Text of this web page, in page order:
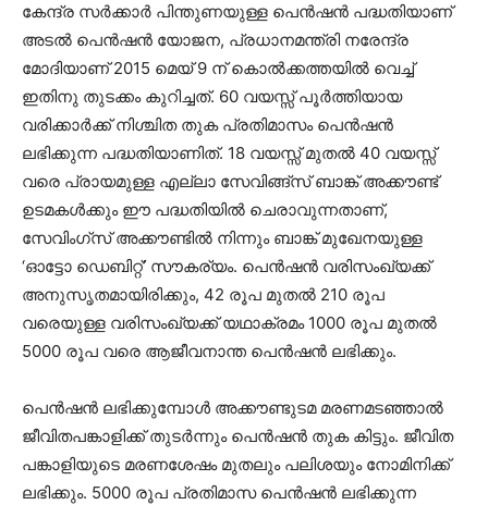
കേന്ദ്ര സർക്കാർ പിന്തുണയുള്ള പെൻഷൻ പദ്ധതിയാണ്
അടൽ പെൻഷൻ യോജന, പ്രധാനമന്ത്രി നരേന്ദ്ര
മോദിയാണ് 2015 മെയ് 9 ന് കൊൽക്കത്തയിൽ വെച്ച്
ഇതിനു തുടക്കം കുറിച്ചത്. 60 വയസ്സ് പൂര്‍ത്തിയായ
വരിക്കാര്‍ക്ക് നിശ്ചിത തുക പ്രതിമാസം പെൻഷൻ
ലഭിക്കുന്ന പദ്ധതിയാണിത്. 18 വയസ്സ് മുതല്‍ 40 വയസ്സ്
വരെ പ്രായമുള്ള എല്ലാ സേവിങ്ങ്സ് ബാങ്ക് അക്കൗണ്ട്
ഉടമകള്‍ക്കും ഈ പദ്ധതിയില്‍ ചെരാവുന്നതാണ്,
സേവിംഗ്സ് അക്കൗണ്ടില്‍ നിന്നും ബാങ്ക് മുഖേനയുള്ള
‘ഓട്ടോ ഡെബിറ്റ്’ സൗകര്യം. പെന്‍ഷന്‍ വരിസംഖ്യക്ക്
അനുസൃതമായിരിക്കും, 42 രൂപ മുതല്‍ 210 രൂപ
വരെയുള്ള വരിസംഖ്യക്ക് യഥാക്രമം 1000 രൂപ മുതല്‍
5000 രൂപ വരെ ആജീവനാന്ത പെന്‍ഷന്‍ ലഭിക്കും.
പെൻഷൻ ലഭിക്കുമ്പോൾ അക്കൗണ്ടുടമ മരണമടഞ്ഞാല്‍
ജീവിതപങ്കാളിക്ക് തുടർന്നും പെൻഷൻ തുക കിട്ടും. ജീവിത
പങ്കാളിയുടെ മരണശേഷം മുതലും പലിശയും നോമിനിക്ക്
ലഭിക്കും. 5000 രൂപ പ്രതിമാസ പെൻഷൻ ലഭിക്കുന്ന